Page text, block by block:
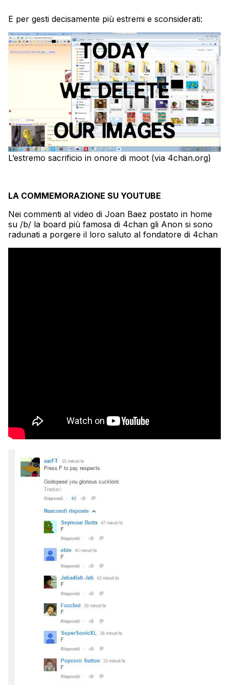
E per gesti decisamente più estremi e sconsiderati:
L’estremo sacrificio in onore di moot (via 4chan.org)
LA COMMEMORAZIONE SU YOUTUBE
Nei commenti al video di Joan Baez postato in home
su /b/ la board più famosa di 4chan gli Anon si sono
radunati a porgere il loro saluto al fondatore di 4chan